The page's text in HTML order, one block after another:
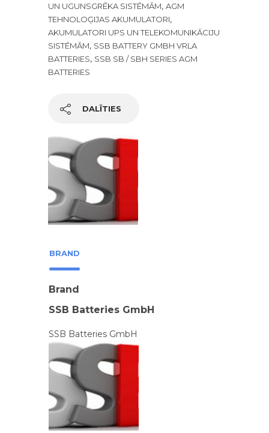
UN UGUNSGRĒKA SISTĒMĀM, AGM
TEHNOLOĢIJAS AKUMULATORI,
AKUMULATORI UPS UN TELEKOMUNIKĀCIJU
SISTĒMĀM, SSB BATTERY GMBH VRLA
BATTERIES, SSB SB / SBH SERIES AGM
BATTERIES
DALĪTIES
BRAND
Brand
SSB Batteries GmbH
SSB Batteries GmbH